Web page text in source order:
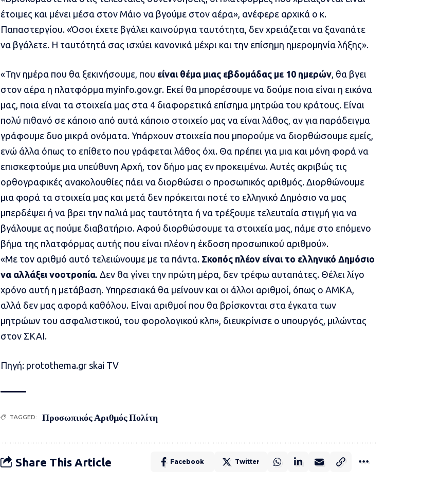
έτοιμες και μένει μέσα στον Μάιο να βγούμε στον αέρα», ανέφερε αρχικά ο κ.
Παπαστεργίου. «Όσοι έχετε βγάλει καινούργια ταυτότητα, δεν χρειάζεται να ξαναπάτε
να βγάλετε. Η ταυτότητά σας ισχύει κανονικά μέχρι και την επίσημη ημερομηνία λήξης».
«Την ημέρα που θα ξεκινήσουμε, που είναι θέμα μιας εβδομάδας με 10 ημερών, θα βγει
στον αέρα η πλατφόρμα myinfo.gov.gr. Εκεί θα μπορέσουμε να δούμε ποια είναι η εικόνα
μας, ποια είναι τα στοιχεία μας στα 4 διαφορετικά επίσημα μητρώα του κράτους. Είναι
πολύ πιθανό σε κάποιο από αυτά κάποιο στοιχείο μας να είναι λάθος, αν για παράδειγμα
γράφουμε δυο μικρά ονόματα. Υπάρχουν στοιχεία που μπορούμε να διορθώσουμε εμείς,
ενώ άλλα όπως το επίθετο που γράφεται λάθος όχι. Θα πρέπει για μια και μόνη φορά να
επισκεφτούμε μια υπεύθυνη Αρχή, τον δήμο μας εν προκειμένω. Αυτές ακριβώς τις
ορθογραφικές ανακολουθίες πάει να διορθώσει ο προσωπικός αριθμός. Διορθώνουμε
μια φορά τα στοιχεία μας και μετά δεν πρόκειται ποτέ το ελληνικό Δημόσιο να μας
μπερδέψει ή να βρει την παλιά μας ταυτότητα ή να τρέξουμε τελευταία στιγμή για να
βγάλουμε ας πούμε διαβατήριο. Αφού διορθώσουμε τα στοιχεία μας, πάμε στο επόμενο
βήμα της πλατφόρμας αυτής που είναι πλέον η έκδοση προσωπικού αριθμού».
«Με τον αριθμό αυτό τελειώνουμε με τα πάντα. Σκοπός πλέον είναι το ελληνικό Δημόσιο
να αλλάξει νοοτροπία. Δεν θα γίνει την πρώτη μέρα, δεν τρέφω αυταπάτες. Θέλει λίγο
χρόνο αυτή η μετάβαση. Υπηρεσιακά θα μείνουν και οι άλλοι αριθμοί, όπως ο ΑΜΚΑ,
αλλά δεν μας αφορά καθόλου. Είναι αριθμοί που θα βρίσκονται στα έγκατα των
μητρώων του ασφαλιστικού, του φορολογικού κλπ», διευκρίνισε ο υπουργός, μιλώντας
στον ΣΚΑΙ.
Πηγή: protothema.gr skai TV
TAGGED: Προσωπικός Αριθμός Πολίτη
Share This Article Facebook Twitter